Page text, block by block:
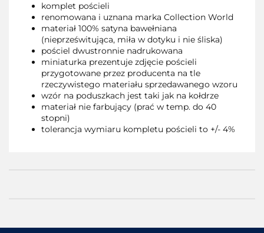
komplet pościeli
renomowana i uznana marka Collection World
materiał 100% satyna bawełniana
(nieprześwitująca, miła w dotyku i nie śliska)
pościel dwustronnie nadrukowana
miniaturka prezentuje zdjęcie pościeli
przygotowane przez producenta na tle
rzeczywistego materiału sprzedawanego wzoru
wzór na poduszkach jest taki jak na kołdrze
materiał nie farbujący (prać w temp. do 40
stopni)
tolerancja wymiaru kompletu pościeli to +/- 4%